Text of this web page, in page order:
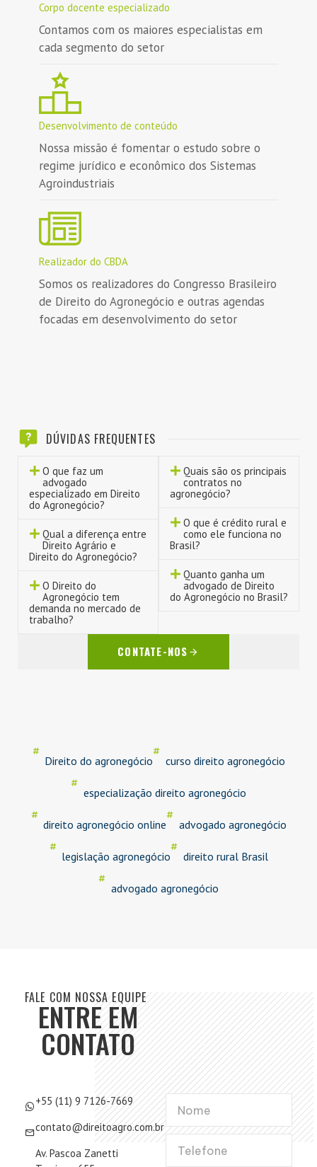
Corpo docente especializado
Contamos com os maiores especialistas em
cada segmento do setor
Desenvolvimento de conteúdo
Nossa missão é fomentar o estudo sobre o
regime jurídico e econômico dos Sistemas
Agroindustriais
Realizador do CBDA
Somos os realizadores do Congresso Brasileiro
de Direito do Agronegócio e outras agendas
focadas em desenvolvimento do setor
DÚVIDAS FREQUENTES
O que faz um
advogado
especializado em Direito
do Agronegócio?
Qual a diferença entre
Direito Agrário e
Direito do Agronegócio?
O Direito do
Agronegócio tem
demanda no mercado de
trabalho?
Quais são os principais
contratos no
agronegócio?
O que é crédito rural e
como ele funciona no
Brasil?
Quanto ganha um
advogado de Direito
do Agronegócio no Brasil?
CONTATE-NOS
Direito do agronegócio curso direito agronegócio
especialização direito agronegócio
direito agronegócio online advogado agronegócio
legislação agronegócio direito rural Brasil
advogado agronegócio
FALE COM NOSSA EQUIPE
ENTRE EM
CONTATO
+55 (11) 9 7126-7669
contato@direitoagro.com.br
Av. Pascoa Zanetti